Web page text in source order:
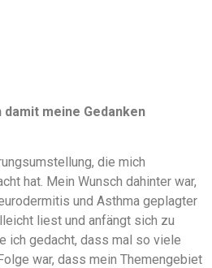
damit meine Gedanken
die mich
hat. Mein Wunsch dahinter war,
und Asthma geplagter
liest und anfängt sich zu
ich gedacht, dass mal so viele
war, dass mein Themengebiet